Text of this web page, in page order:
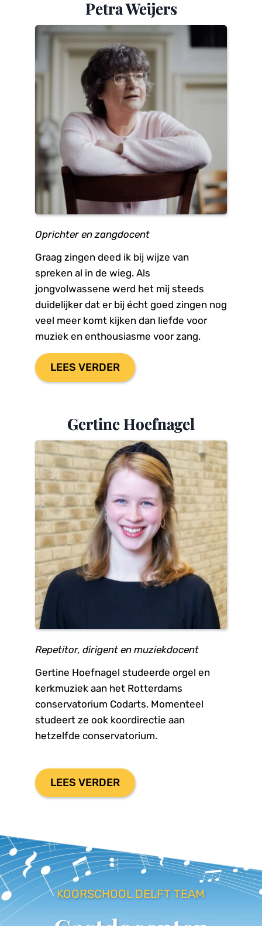
Petra Weijers
Oprichter en zangdocent
Graag zingen deed ik bij wijze van
spreken al in de wieg. Als
jongvolwassene werd het mij steeds
duidelijker dat er bij écht goed zingen nog
veel meer komt kijken dan liefde voor
muziek en enthousiasme voor zang.
LEES VERDER
Gertine Hoefnagel
Repetitor, dirigent en muziekdocent
Gertine Hoefnagel studeerde orgel en
kerkmuziek aan het Rotterdams
conservatorium Codarts. Momenteel
studeert ze ook koordirectie aan
hetzelfde conservatorium.
LEES VERDER
KOORSCHOOL DELFT TEAM